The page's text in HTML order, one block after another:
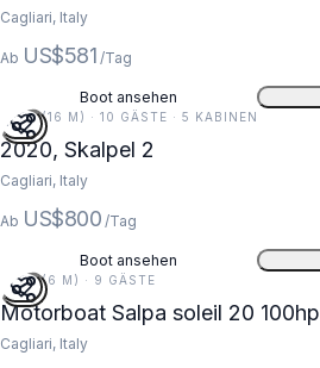
Cagliari, Italy
Ab US$581 /Tag
Boot ansehen
5
51 FT (16 M) · 10 GÄSTE · 5 KABINEN
2020, Skalpel 2
Cagliari, Italy
Ab US$800 /Tag
Boot ansehen
21 FT (6 M) · 9 GÄSTE
Motorboat Salpa soleil 20 100hp
Cagliari, Italy